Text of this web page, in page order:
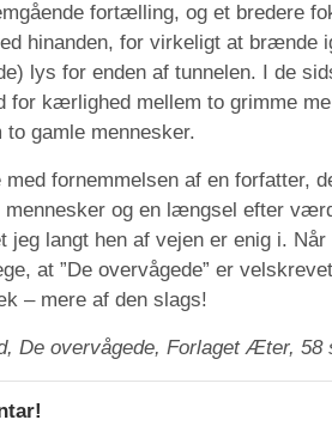
fortælling, og et bredere
hinanden, for virkeligt at brænde
lys for enden af tunnelen. I de
for kærlighed mellem to grimme
gamle mennesker.
fornemmelsen af en forfatter,
mennesker og en længsel efter
jeg langt hen af vejen er enig i.
at ”De overvågede” er
– mere af den slags!
De overvågede, Forlaget Æter, 58